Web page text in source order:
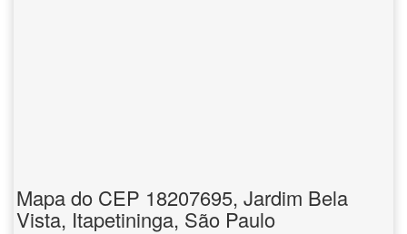
Mapa do CEP 18207695, Jardim Bela
Vista, Itapetininga, São Paulo